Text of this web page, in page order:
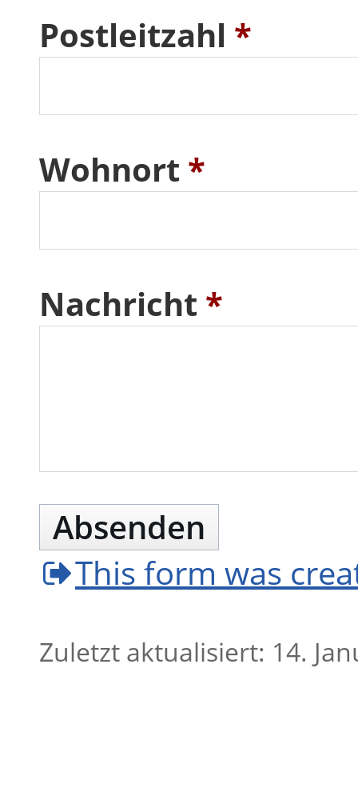
Postleitzahl *
Wohnort *
Nachricht *
Absenden
This form was
Zuletzt aktualisiert: 14.